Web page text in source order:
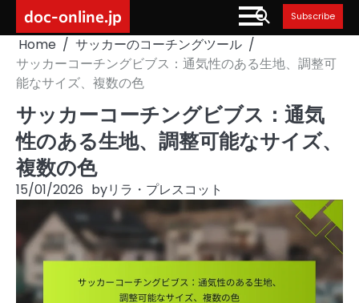
content
doc-online.jp Subscribe
Home
サッカーのコーチングツール
サッカーコーチングビブス：通気性のある生地、調整可
能なサイズ、複数の色
サッカーコーチングビブス：通気
性のある生地、調整可能なサイズ、
複数の色
15/01/2026 byリラ・プレスコット